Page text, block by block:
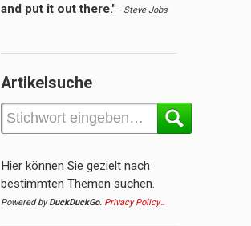
and put it out there." - Steve Jobs
Artikelsuche
Hier können Sie gezielt nach
bestimmten Themen suchen.
Powered byDuckDuckGo. Privacy Policy…